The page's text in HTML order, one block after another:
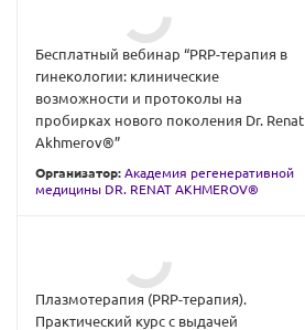
Бесплатный вебинар “PRP-терапия в
гинекологии: клинические
возможности и протоколы на
пробирках нового поколения Dr. Renat
Akhmerov®”
Организатор: Академия регенеративной
медицины DR. RENAT AKHMEROV®
Плазмoтерапия (PRP-терапия).
Практический курс с выдачей